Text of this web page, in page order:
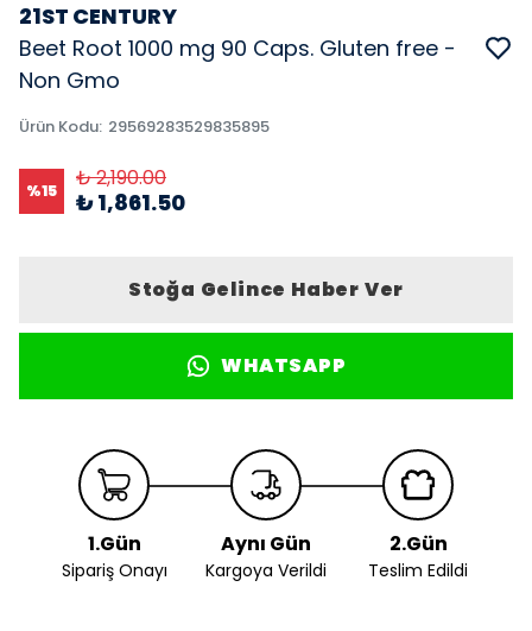
21ST CENTURY
Beet Root 1000 mg 90 Caps. Gluten free -
Non Gmo
Ürün Kodu: 29569283529835895
%15 ₺ 2,190.00
₺ 1,861.50
Stoğa Gelince Haber Ver
WHATSAPP
1.Gün
Sipariş Onayı
Aynı Gün
Kargoya Verildi
2.Gün
Teslim Edildi